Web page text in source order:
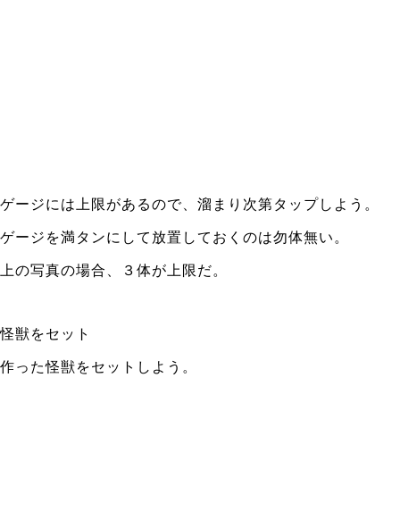
ゲージには上限があるので、溜まり次第タップしよう。
ゲージを満タンにして放置しておくのは勿体無い。
上の写真の場合、３体が上限だ。
怪獣をセット
作った怪獣をセットしよう。